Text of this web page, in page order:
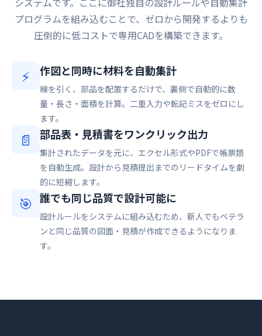
プログラムを組み込むことで、ゼロから開発するよりも
圧倒的に低コストで専用CADを構築できます。
⚡ 作図と同時に材料を自動集計
線を引く、部品を配置するだけで、裏側で自動的に数
量・長さ・面積を計算。二重入力や転記ミスをゼロにし
ます。
📄 部品表・見積書をワンクリック出力
集計されたデータを元に、エクセル形式やPDFで帳票類
を自動生成。設計から見積提出までのリードタイムを劇
的に短縮します。
🎯 誰でも同じ品質で設計可能に
設計ルールをシステムに組み込むため、新人でもベテラ
ンと同じ品質の図面・見積が作成できるようになりま
す。